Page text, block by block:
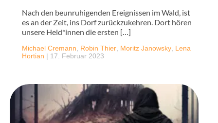
Nach den beunruhigenden Ereignissen im Wald, ist
es an der Zeit, ins Dorf zurückzukehren. Dort hören
unsere Held*innen die ersten […]
Michael Cremann Robin Thier Moritz Janowsky Lena
Hortian | 17. Februar 2023